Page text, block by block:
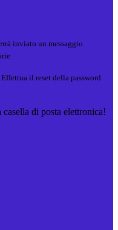
inviato un messaggio
il reset della password
di posta elettronica!